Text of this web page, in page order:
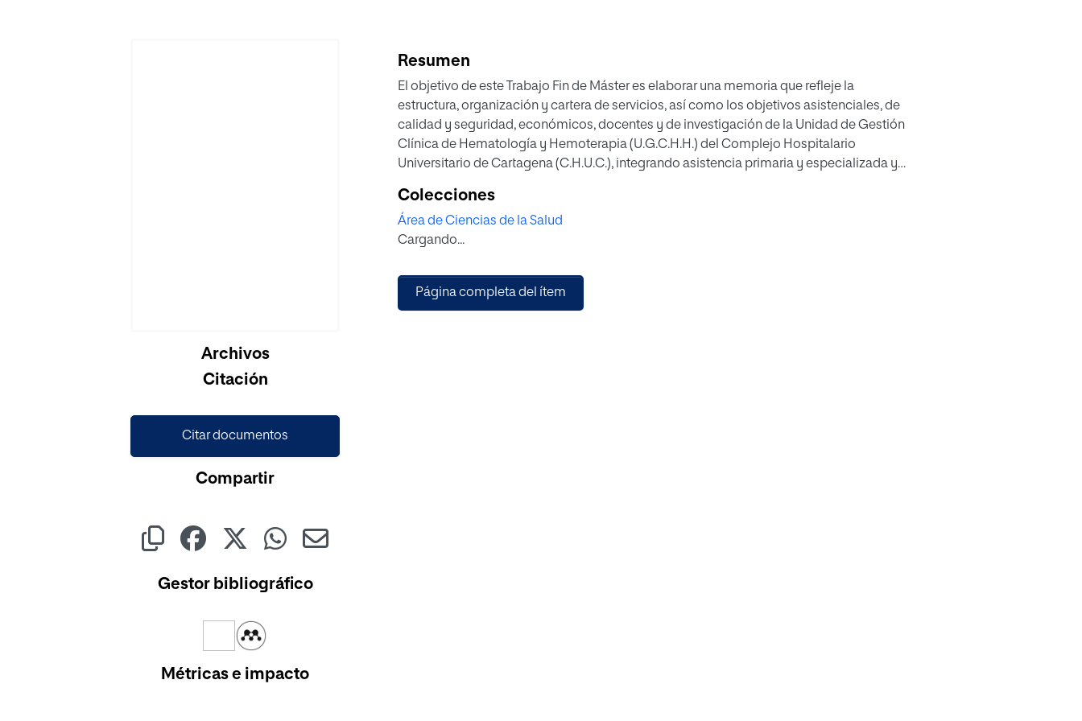
Archivos
Citación
Citar documentos
Compartir
Gestor bibliográfico
Métricas e impacto
Resumen
El objetivo de este Trabajo Fin de Máster es elaborar una memoria que refleje la
estructura, organización y cartera de servicios, así como los objetivos asistenciales, de
calidad y seguridad, económicos, docentes y de investigación de la Unidad de Gestión
Clínica de Hematología y Hemoterapia (U.G.C.H.H.) del Complejo Hospitalario
Universitario de Cartagena (C.H.U.C.), integrando asistencia primaria y especializada y
políticas de salud de la Consejería de Sanidad del Servicio Murciano de Salud (S.M.S).
Colecciones
Área de Ciencias de la Salud
Cargando...
Página completa del ítem